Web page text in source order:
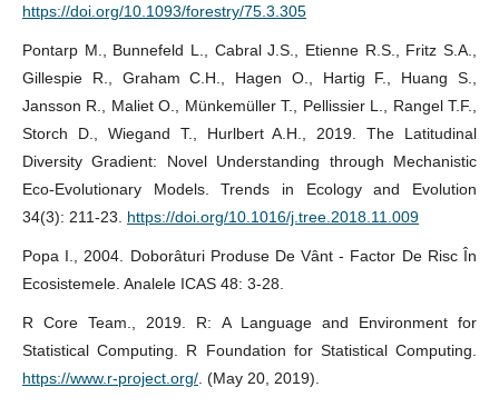
https://doi.org/10.1093/forestry/75.3.305
Pontarp M., Bunnefeld L., Cabral J.S., Etienne R.S., Fritz S.A.,
Gillespie R., Graham C.H., Hagen O., Hartig F., Huang S.,
Jansson R., Maliet O., Münkemüller T., Pellissier L., Rangel T.F.,
Storch D., Wiegand T., Hurlbert A.H., 2019. The Latitudinal
Diversity Gradient: Novel Understanding through Mechanistic
Eco-Evolutionary Models. Trends in Ecology and Evolution
34(3): 211-23. https://doi.org/10.1016/j.tree.2018.11.009
Popa I., 2004. Doborâturi Produse De Vânt - Factor De Risc În
Ecosistemele. Analele ICAS 48: 3-28.
R Core Team., 2019. R: A Language and Environment for
Statistical Computing. R Foundation for Statistical Computing.
https://www.r-project.org/ . (May 20, 2019).